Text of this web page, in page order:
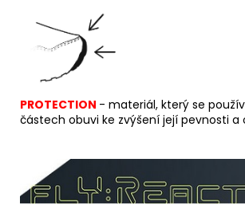
PROTECTION - materiál, který se
částech obuvi ke zvýšení její pevnosti a